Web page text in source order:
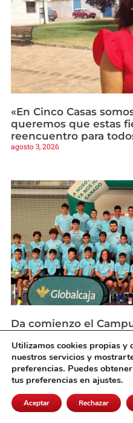
«En Cinco Casas
queremos que estas
reencuentro para
agosto 3, 2026
Da comienzo el
agosto 3, 2026
Utilizamos cookies propias y
nuestros servicios y
preferencias. Puedes
tus preferencias en ajustes.
Aceptar Rechazar